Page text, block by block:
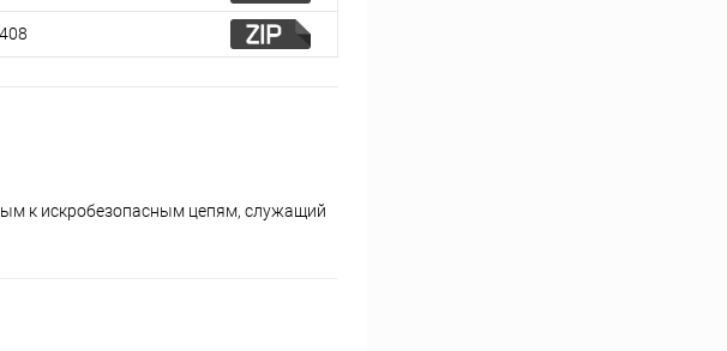
к искробезопасным цепям, служащий